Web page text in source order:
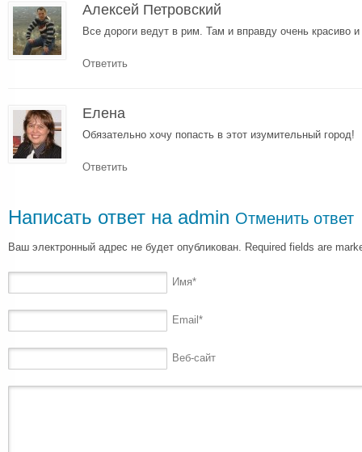
Алексей Петровский
Все дороги ведут в рим. Там и вправду очень красиво
Ответить
Елена
Обязательно хочу попасть в этот изумительный город!
Ответить
Написать ответ на admin Отменить ответ
Ваш электронный адрес не будет опубликован. Required fields are
Имя*
Email *
Веб-сайт